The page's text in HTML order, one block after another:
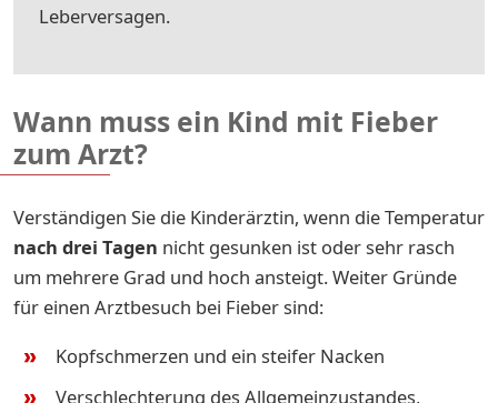
Leberversagen.
Wann muss ein Kind mit Fieber
zum Arzt?
Verständigen Sie die Kinderärztin, wenn die Temperatur
nach drei Tagen nicht gesunken ist oder sehr rasch
um mehrere Grad und hoch ansteigt. Weiter Gründe
für einen Arztbesuch bei Fieber sind:
Kopfschmerzen und ein steifer Nacken
Verschlechterung des Allgemeinzustandes,